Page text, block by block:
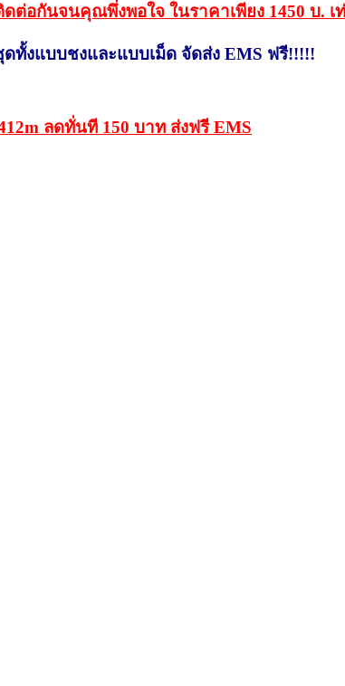
ต่อกันจนคุณพึ่งพอใจ ในราคาเพียง 1450 บ. เ
ทั้งแบบชงและแบบเม็ด จัดส่ง EMS ฟรี!!!!!
ลดทั่นที 150 บาท ส่งฟรี EMS